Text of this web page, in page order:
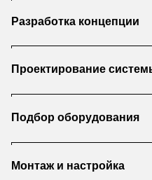
Разработка концепции
Проектирование
Подбор оборудования
Монтаж и настройка